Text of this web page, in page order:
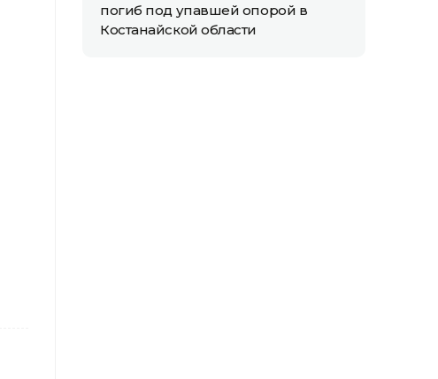
погиб под упавшей опорой в
Костанайской области